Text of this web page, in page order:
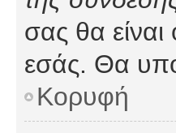
σας θα είναι
εσάς. Θα
Κορυφή